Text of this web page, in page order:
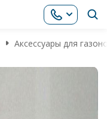
Аксессуары для